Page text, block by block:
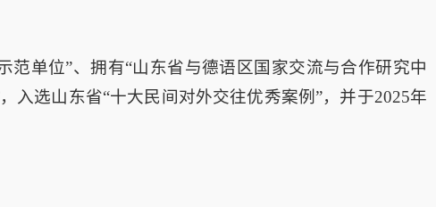
单位”、拥有“山东省与德语区国家交流与合作研究中
入选山东省“十大民间对外交往优秀案例”，并于2025年